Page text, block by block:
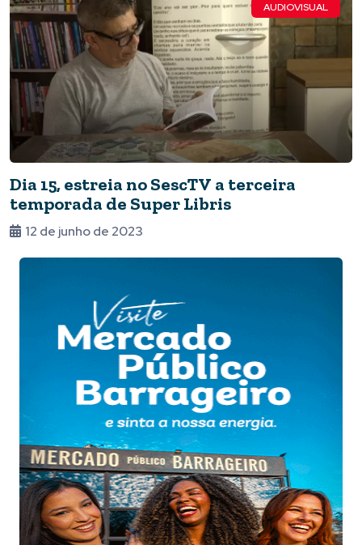
AUDIOVISUAL
Dia 15, estreia no SescTV a terceira
temporada de Super Libris
12 de junho de 2023